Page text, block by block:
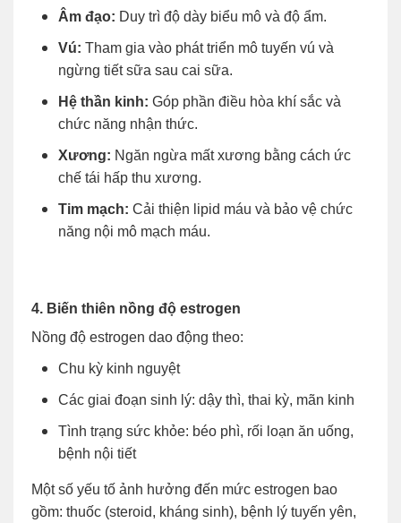
Âm đạo: Duy trì độ dày biểu mô và độ ẩm.
Vú: Tham gia vào phát triển mô tuyến vú và
ngừng tiết sữa sau cai sữa.
Hệ thần kinh: Góp phần điều hòa khí sắc và
chức năng nhận thức.
Xương: Ngăn ngừa mất xương bằng cách ức
chế tái hấp thu xương.
Tim mạch: Cải thiện lipid máu và bảo vệ chức
năng nội mô mạch máu.
4. Biến thiên nồng độ estrogen
Nồng độ estrogen dao động theo:
Chu kỳ kinh nguyệt
Các giai đoạn sinh lý: dậy thì, thai kỳ, mãn kinh
Tình trạng sức khỏe: béo phì, rối loạn ăn uống,
bệnh nội tiết
Một số yếu tố ảnh hưởng đến mức estrogen bao
gồm: thuốc (steroid, kháng sinh), bệnh lý tuyến yên,